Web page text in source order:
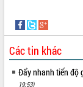
Các tin khác
Đẩy nhanh tiến độ
19:53)